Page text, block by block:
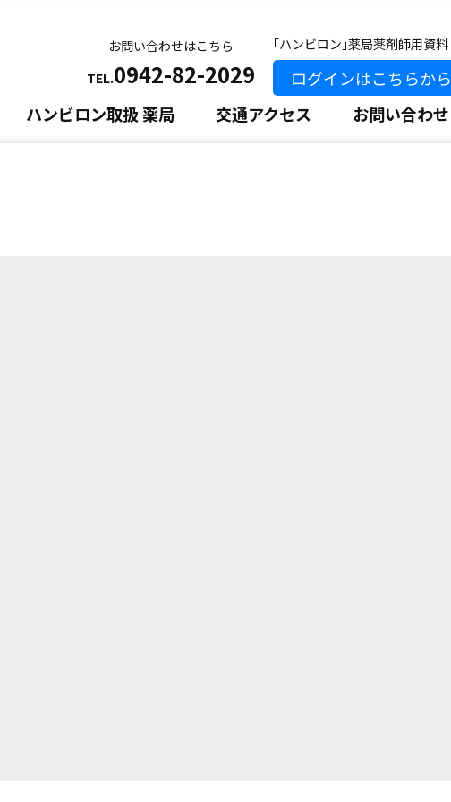
お問い合わせはこちら
TEL.0942-82-2029
｢ハンビロン｣薬局薬剤師用資料
ログインはこちらから
ハンビロン取扱 薬局 交通アクセス お問い合わせ